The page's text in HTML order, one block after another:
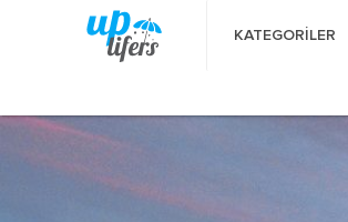
KATEGORİLER